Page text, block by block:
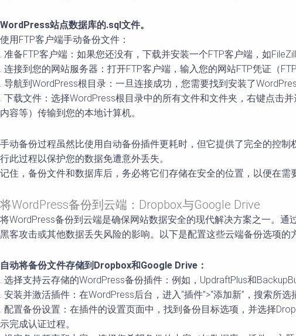
WordPress站点数据库的.sql文件。
使用FTP客户端手动备份文件：
. 准备FTP客户端：如果您还没有，下载并安装一个FTP客户端，如
. 连接到您的网站服务器：打开FTP客户端，输入您的网站FTP凭证（
. 导航到WordPress根目录：一旦连接成功，您需要找到安装了
. 下载文件：选择WordPress根目录中的所有文件和文件夹，右键点击
内容等）传输到您的本地计算机。
手动备份过程虽然比使用自动备份插件更耗时，但它提供了完全的控
行此过程以保护您的数据免遭意外丢失。
记住，备份文件和数据库后，务必将它们存储在安全的位置，以便在需
将WordPress备份到云端：Dropbox与Google Drive
将WordPress备份到云端是确保网站数据安全的现代解决方案之一。
黑客攻击或其他数据丢失风险的影响。以下是配置这些云端备份选项的
自动将备份文件存储到Dropbox和Google Drive：
. 选择支持云存储的WordPress备份插件：例如，UpdraftPlus和
. 安装并激活插件：在WordPress后台，进入“插件”>“添加新”，搜索所选
. 配置备份设置：在插件的设置页面中，找到备份目标选项，并选择
示完成认证过程。